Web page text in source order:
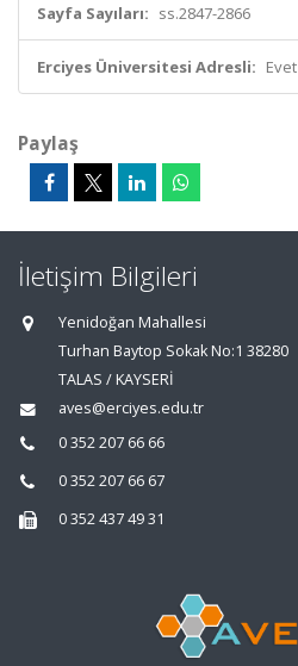
Sayfa Sayıları: ss.2847-2866
Erciyes Üniversitesi Adresli: Evet
Paylaş
İletişim Bilgileri
Yenidoğan Mahallesi
Turhan Baytop Sokak No:1 38280
TALAS / KAYSERİ
aves@erciyes.edu.tr
0 352 207 66 66
0 352 207 66 67
0 352 437 49 31